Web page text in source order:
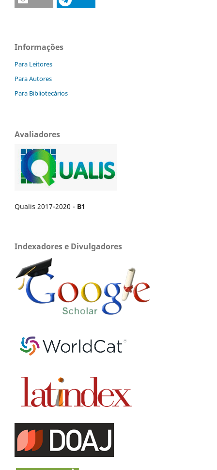
Informações
Para Leitores
Para Autores
Para Bibliotecários
Avaliadores
Qualis 2017-2020 - B1
Indexadores e Divulgadores